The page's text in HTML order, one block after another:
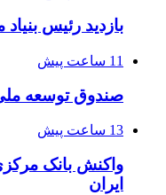
بازدید رئیس
11 ساعت پیش
صندوق توسعه
13 ساعت پیش
واکنش بانک
ایران